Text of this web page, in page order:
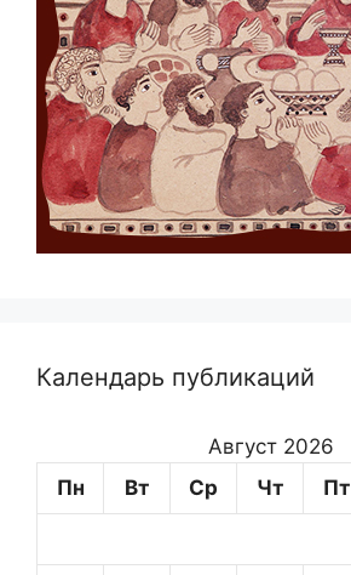
Календарь публикаций
Август 2026
Пн
Вт Ср Чт Пт